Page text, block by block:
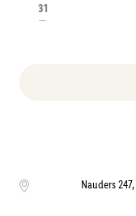
31
---
Nauders 247,